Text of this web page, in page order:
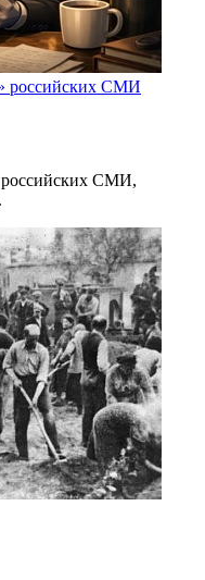
российских СМИ
российских СМИ,